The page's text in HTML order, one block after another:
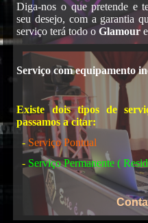
Diga-nos o que pretende e
seu desejo, com a garantia
serviço terá todo oGlamour
Serviço com equipamento
Existe dois tipos de
passamos a citar:
- Serviço Pontual
- Serviço Permanente (